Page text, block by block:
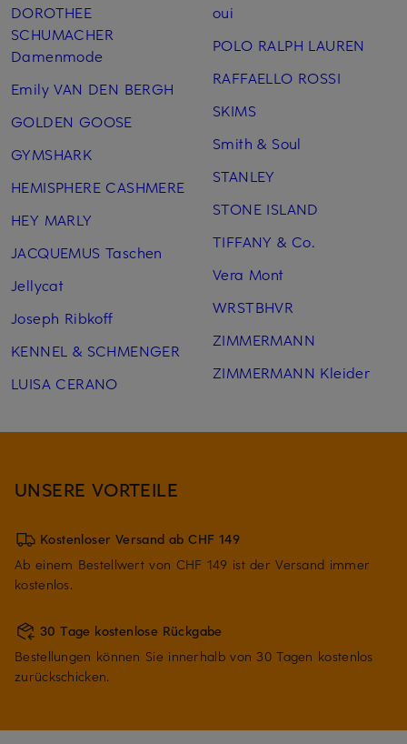
DOROTHEE
SCHUMACHER
Damenmode
Emily VAN DEN BERGH
GOLDEN GOOSE
GYMSHARK
HEMISPHERE CASHMERE
HEY MARLY
JACQUEMUS Taschen
Jellycat
Joseph Ribkoff
KENNEL & SCHMENGER
LUISA CERANO
oui
POLO RALPH LAUREN
RAFFAELLO ROSSI
SKIMS
Smith & Soul
STANLEY
STONE ISLAND
TIFFANY & Co.
Vera Mont
WRSTBHVR
ZIMMERMANN
ZIMMERMANN Kleider
UNSERE VORTEILE
Kostenloser Versand ab CHF 149
Ab einem Bestellwert von CHF 149 ist der Versand immer
kostenlos.
30 Tage kostenlose Rückgabe
Bestellungen können Sie innerhalb von 30 Tagen kostenlos
zurückschicken.